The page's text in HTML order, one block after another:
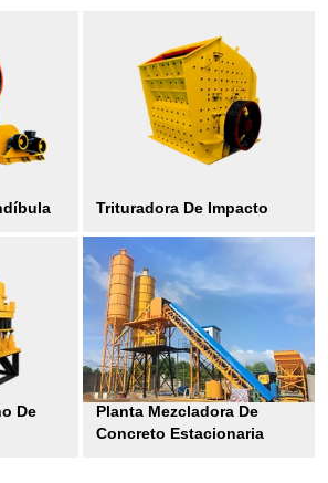
Trituradora De Impacto
De
Planta Mezcladora De
Concreto Estacionaria